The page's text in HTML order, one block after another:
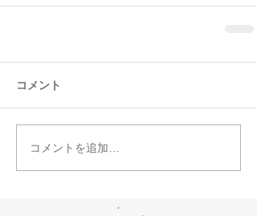
コメント
コメントを追加…